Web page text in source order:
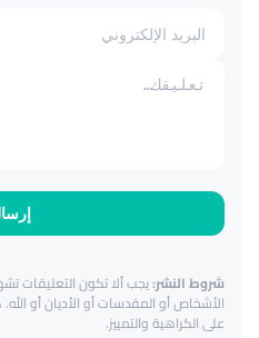
شروط النشر:يجب ألا تكون التعليقات
الأشخاص أو المقدسات أو الأديان أو
على الكراهية والتمييز.